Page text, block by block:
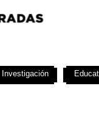
Investigación